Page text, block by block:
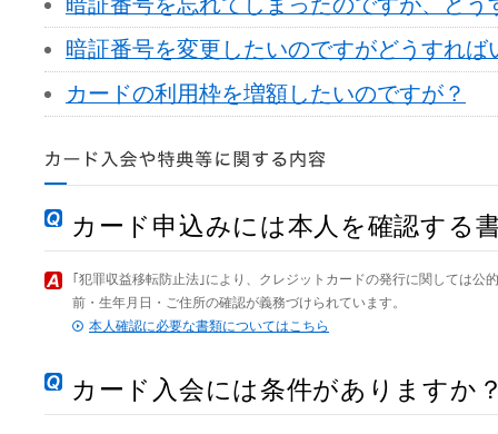
暗証番号を変更したいのですがどうすれば
カードの利用枠を増額したいのですが？
カード申込みには本人を確認する
｢犯罪収益移転防止法｣により、クレジットカードの発行に関しては公
前・生年月日・ご住所の確認が義務づけられています。
本人確認に必要な書類についてはこちら
カード入会には条件がありますか